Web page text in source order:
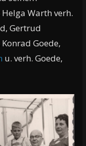
Helga Warth verh.
Gertrud
Goede,
u. verh. Goede,